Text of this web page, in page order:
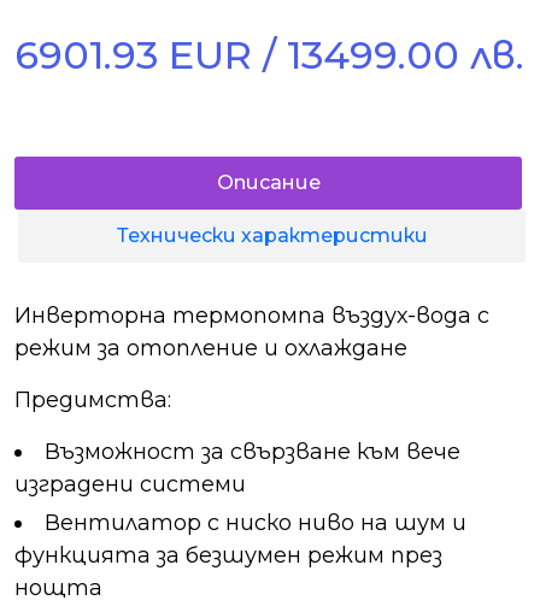
6901.93 EUR / 13499.00 лв.
Описание
Технически характеристики
Инверторна термопомпа въздух-вода с
режим за отопление и охлаждане
Предимства:
Възможност за свързване към вече
изградени системи
Вентилатор с ниско ниво на шум и
функцията за безшумен режим през
нощта